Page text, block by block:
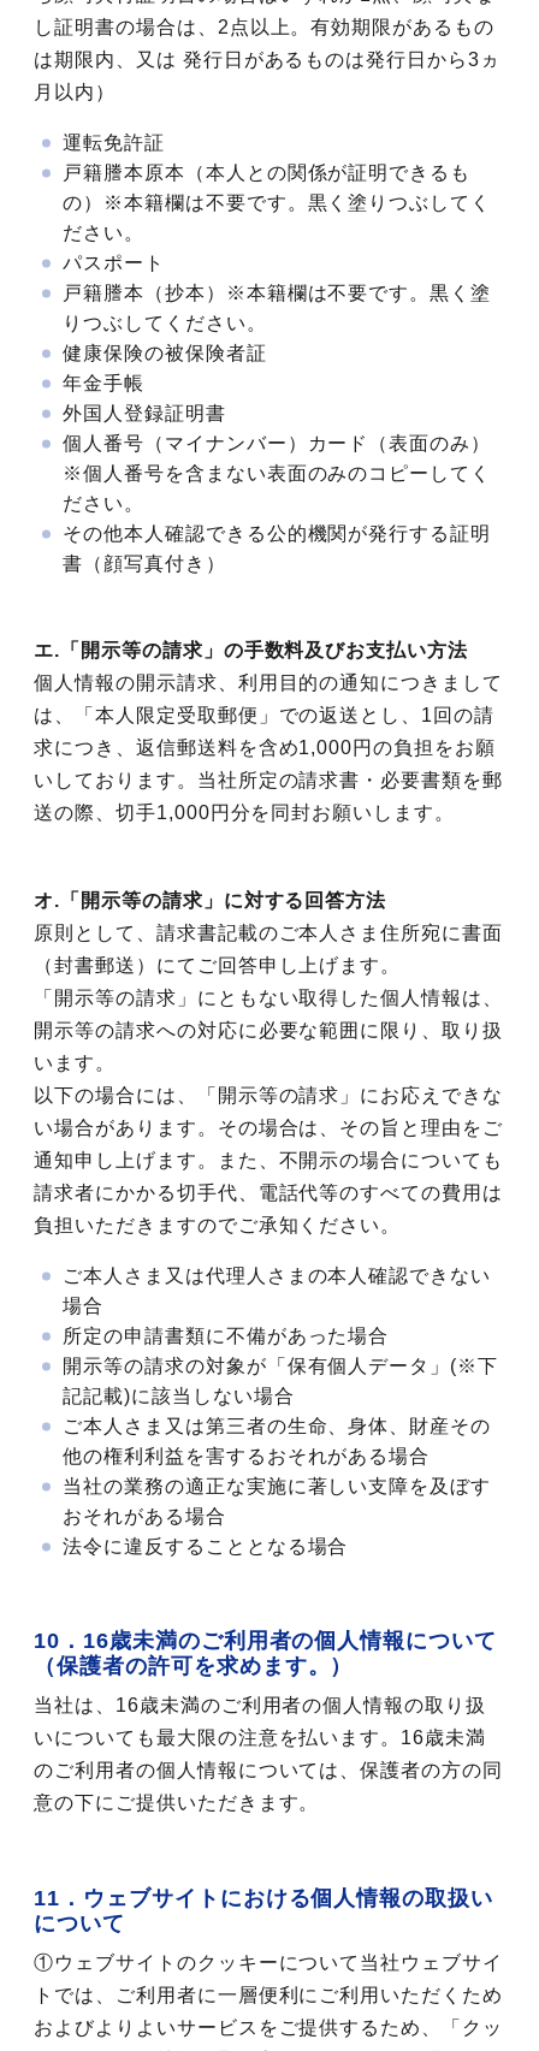
し証明書の場合は、2点以上。有効期限があるもの
は期限内、又は 発行日があるものは発行日から3ヵ
月以内）
運転免許証
戸籍謄本原本（本人との関係が証明できるも
の）※本籍欄は不要です。黒く塗りつぶしてく
ださい。
パスポート
戸籍謄本（抄本）※本籍欄は不要です。黒く塗
りつぶしてください。
健康保険の被保険者証
年金手帳
外国人登録証明書
個人番号（マイナンバー）カード（表面のみ）
※個人番号を含まない表面のみのコピーしてく
ださい。
その他本人確認できる公的機関が発行する証明
書（顔写真付き）
エ.「開示等の請求」の手数料及びお支払い方法
個人情報の開示請求、利用目的の通知につきまして
は、「本人限定受取郵便」での返送とし、1回の請
求につき、返信郵送料を含め1,000円の負担をお願
いしております。当社所定の請求書・必要書類を郵
送の際、切手1,000円分を同封お願いします。
オ.「開示等の請求」に対する回答方法
原則として、請求書記載のご本人さま住所宛に書面
（封書郵送）にてご回答申し上げます。
「開示等の請求」にともない取得した個人情報は、
開示等の請求への対応に必要な範囲に限り、取り扱
います。
以下の場合には、「開示等の請求」にお応えできな
い場合があります。その場合は、その旨と理由をご
通知申し上げます。また、不開示の場合についても
請求者にかかる切手代、電話代等のすべての費用は
負担いただきますのでご承知ください。
ご本人さま又は代理人さまの本人確認できない
場合
所定の申請書類に不備があった場合
開示等の請求の対象が「保有個人データ」(※下
記記載)に該当しない場合
ご本人さま又は第三者の生命、身体、財産その
他の権利利益を害するおそれがある場合
当社の業務の適正な実施に著しい支障を及ぼす
おそれがある場合
法令に違反することとなる場合
10．16歳未満のご利用者の個人情報について
（保護者の許可を求めます。）
当社は、16歳未満のご利用者の個人情報の取り扱
いについても最大限の注意を払います。16歳未満
のご利用者の個人情報については、保護者の方の同
意の下にご提供いただきます。
11．ウェブサイトにおける個人情報の取扱い
について
①ウェブサイトのクッキーについて当社ウェブサイ
トでは、ご利用者に一層便利にご利用いただくため
およびよりよいサービスをご提供するため、「クッ